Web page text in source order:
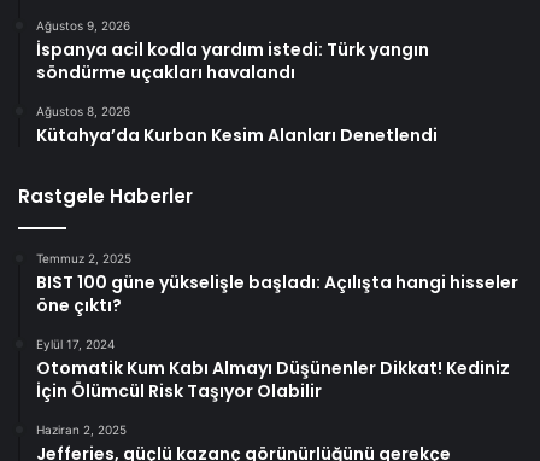
Ağustos 9, 2026
İspanya acil kodla yardım istedi: Türk yangın
söndürme uçakları havalandı
Ağustos 8, 2026
Kütahya’da Kurban Kesim Alanları Denetlendi
Rastgele Haberler
Temmuz 2, 2025
BIST 100 güne yükselişle başladı: Açılışta hangi hisseler
öne çıktı?
Eylül 17, 2024
Otomatik Kum Kabı Almayı Düşünenler Dikkat! Kediniz
İçin Ölümcül Risk Taşıyor Olabilir
Haziran 2, 2025
Jefferies, güçlü kazanç görünürlüğünü gerekçe